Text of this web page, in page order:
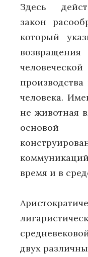
Здесь
закон
который
человека.
не животная
основой
время и в
двух